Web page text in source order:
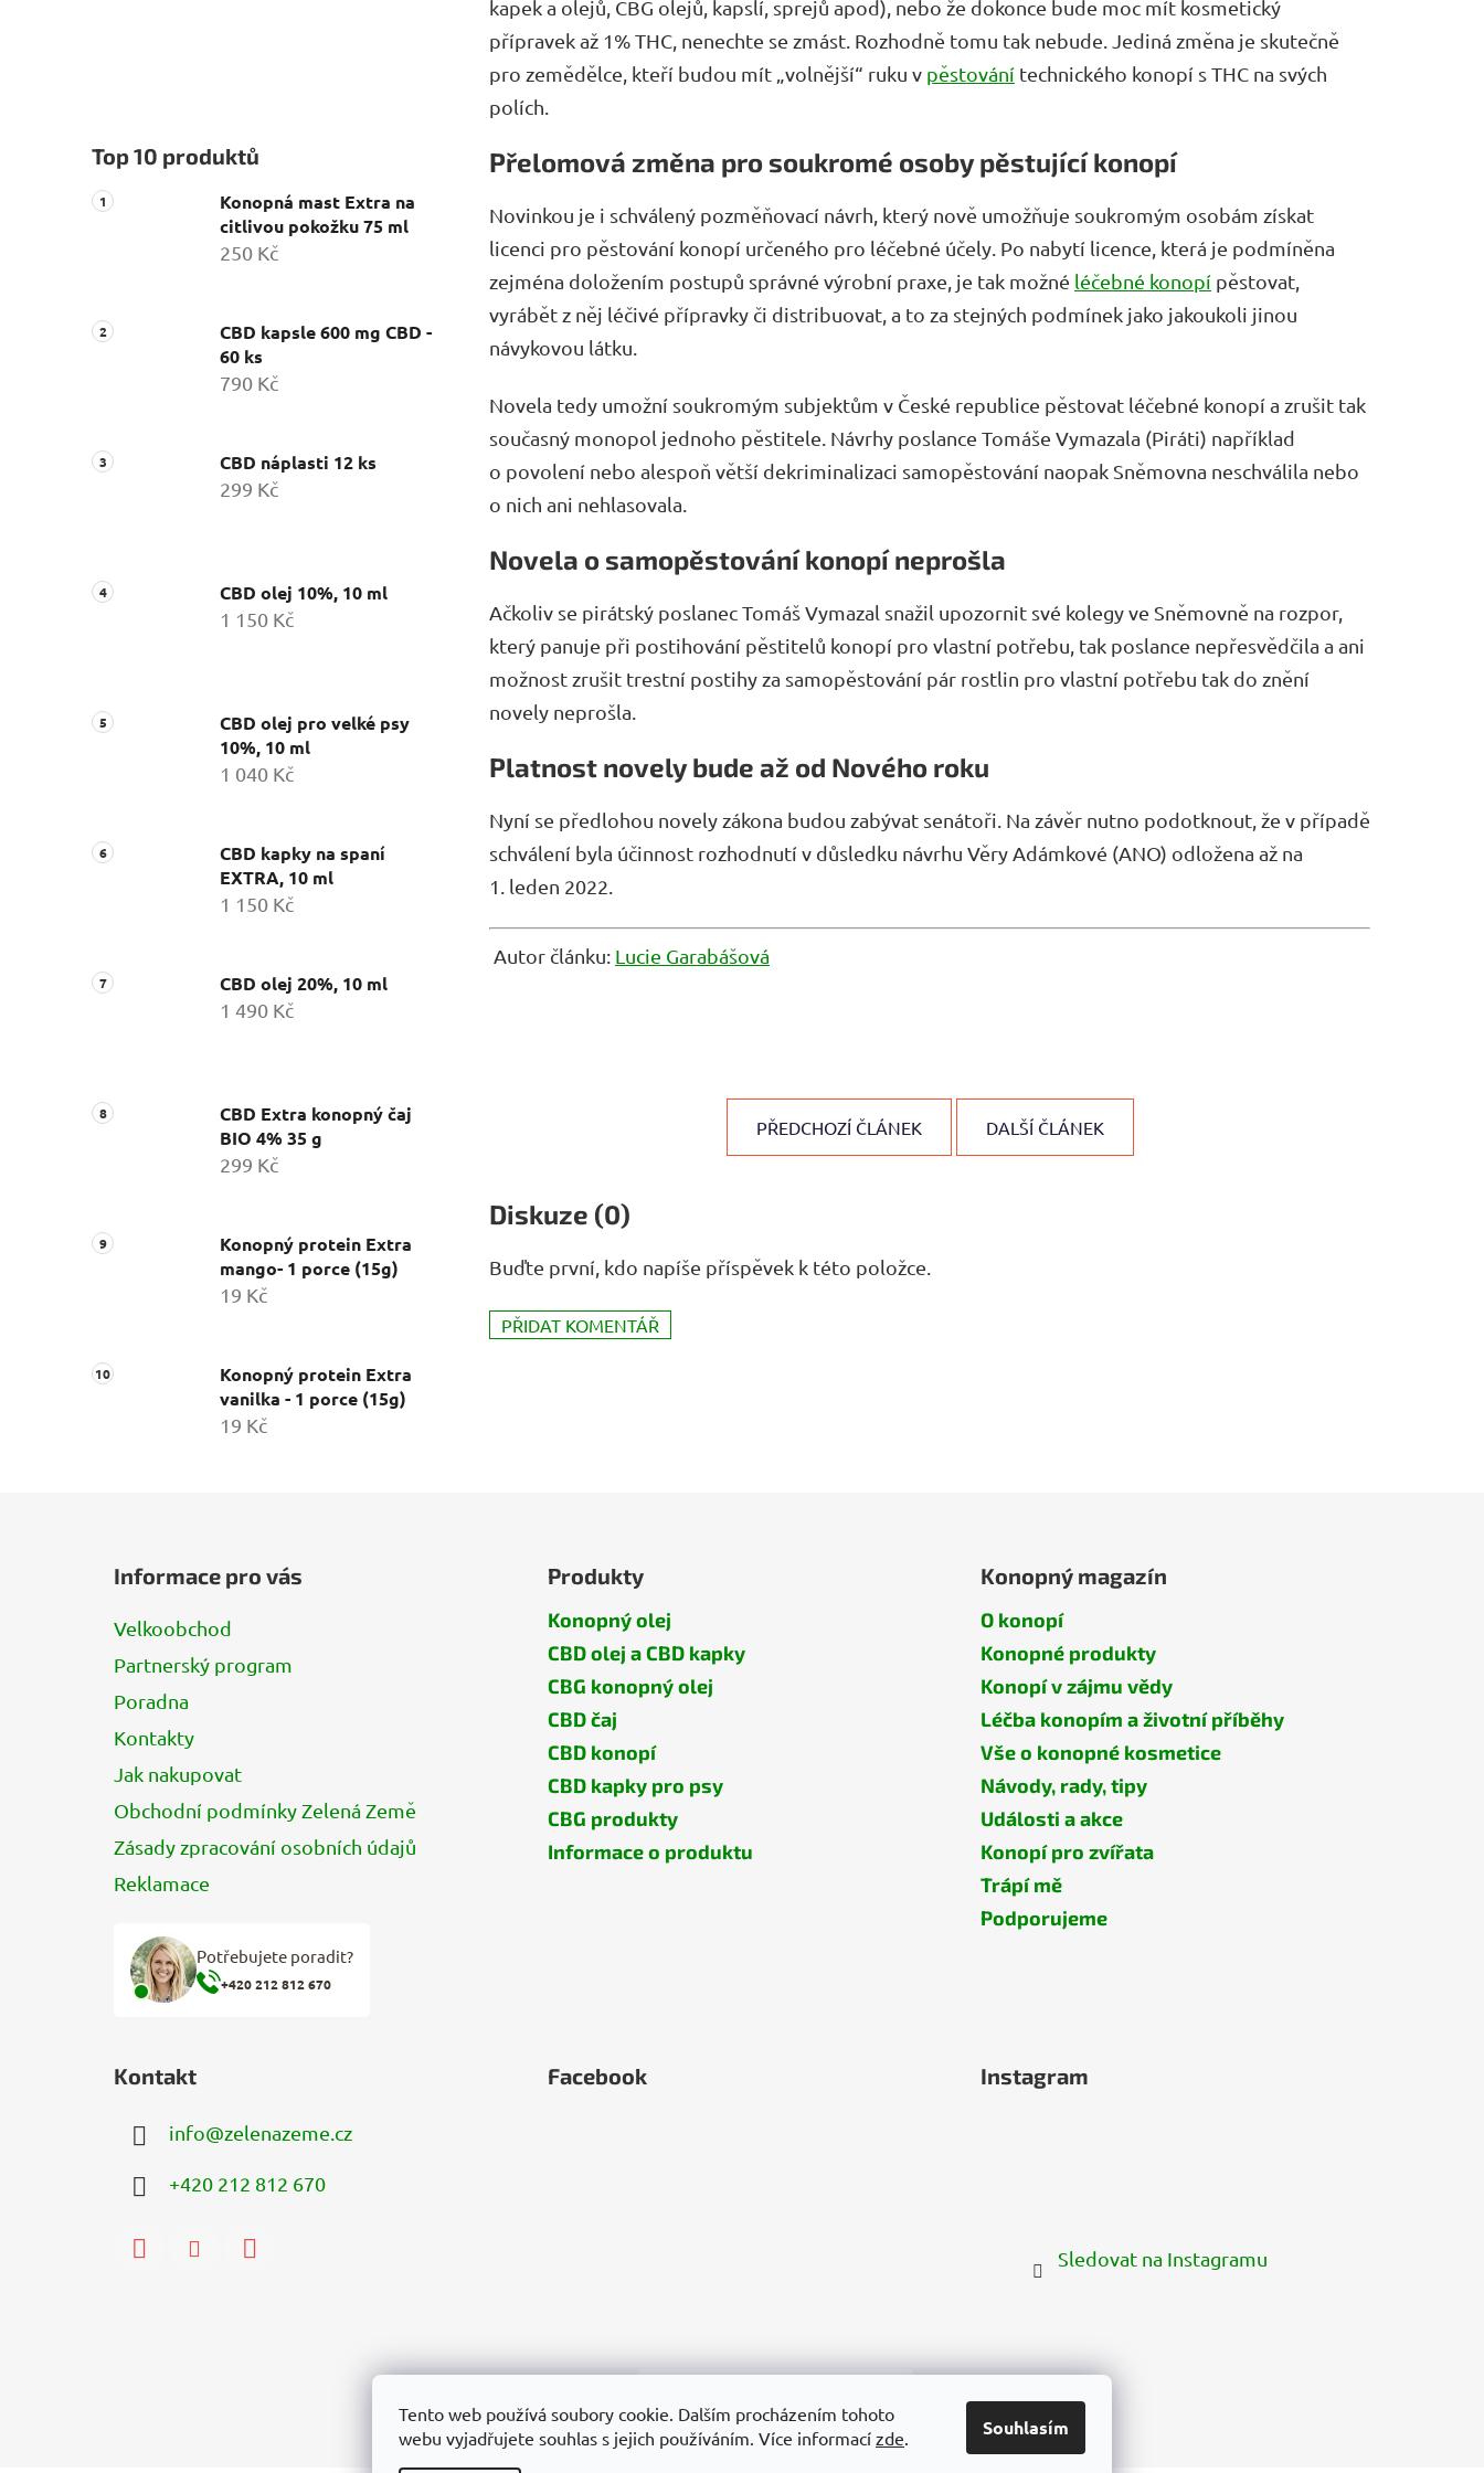
Tento web používá soubory cookie. Dalším procházením tohoto
webu vyjadřujete souhlas s jejich používáním. Více informací zde. Souhlasím
Top 10 produktů
Konopná mast Extra na
citlivou pokožku 75 ml
250 Kč
CBD kapsle 600 mg CBD -
60 ks
790 Kč
CBD náplasti 12 ks
299 Kč
CBD olej 10%, 10 ml
1 150 Kč
CBD olej pro velké psy
10%, 10 ml
1 040 Kč
CBD kapky na spaní
EXTRA, 10 ml
1 150 Kč
CBD olej 20%, 10 ml
1 490 Kč
CBD Extra konopný čaj
BIO 4% 35 g
299 Kč
Konopný protein Extra
mango- 1 porce (15g)
19 Kč
Konopný protein Extra
vanilka - 1 porce (15g)
19 Kč
kapek a olejů, CBG olejů, kapslí, sprejů apod), nebo že dokonce bude moc mít kosmetický
přípravek až 1% THC, nenechte se zmást. Rozhodně tomu tak nebude. Jediná změna je skutečně
pro zemědělce, kteří budou mít „volnější“ ruku v pěstování technického konopí s THC na svých
polích.
Přelomová změna pro soukromé osoby pěstující konopí
Novinkou je i schválený pozměňovací návrh, který nově umožňuje soukromým osobám získat
licenci pro pěstování konopí určeného pro léčebné účely. Po nabytí licence, která je podmíněna
zejména doložením postupů správné výrobní praxe, je tak možné léčebné konopí pěstovat,
vyrábět z něj léčivé přípravky či distribuovat, a to za stejných podmínek jako jakoukoli jinou
návykovou látku.
Novela tedy umožní soukromým subjektům v České republice pěstovat léčebné konopí a zrušit tak
současný monopol jednoho pěstitele. Návrhy poslance Tomáše Vymazala (Piráti) například
o povolení nebo alespoň větší dekriminalizaci samopěstování naopak Sněmovna neschválila nebo
o nich ani nehlasovala.
Novela o samopěstování konopí neprošla
Ačkoliv se pirátský poslanec Tomáš Vymazal snažil upozornit své kolegy ve Sněmovně na rozpor,
který panuje při postihování pěstitelů konopí pro vlastní potřebu, tak poslance nepřesvědčila a ani
možnost zrušit trestní postihy za samopěstování pár rostlin pro vlastní potřebu tak do znění
novely neprošla.
Platnost novely bude až od Nového roku
Nyní se předlohou novely zákona budou zabývat senátoři. Na závěr nutno podotknout, že v případě
schválení byla účinnost rozhodnutí v důsledku návrhu Věry Adámkové (ANO) odložena až na
1. leden 2022.
Autor článku: Lucie Garabášová
PŘEDCHOZÍ ČLÁNEK DALŠÍ ČLÁNEK
Diskuze (0)
Buďte první, kdo napíše příspěvek k této položce.
PŘIDAT KOMENTÁŘ
Informace pro vás
Velkoobchod
Partnerský program
Poradna
Kontakty
Jak nakupovat
Obchodní podmínky Zelená Země
Zásady zpracování osobních údajů
Reklamace
Potřebujete poradit?
+420 212 812 670
Produkty
Konopný olej
CBD olej a CBD kapky
CBG konopný olej
CBD čaj
CBD konopí
CBD kapky pro psy
CBG produkty
Informace o produktu
Konopný magazín
O konopí
Konopné produkty
Konopí v zájmu vědy
Léčba konopím a životní příběhy
Vše o konopné kosmetice
Návody, rady, tipy
Události a akce
Konopí pro zvířata
Trápí mě
Podporujeme
Kontakt
info@zelenazeme.cz
+420 212 812 670
Facebook Instagram
Sledovat na Instagramu